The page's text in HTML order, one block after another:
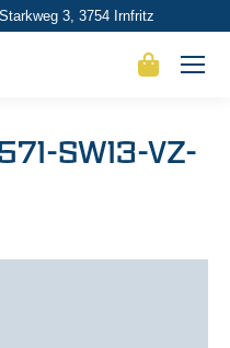
Starkweg 3, 3754 Irnfritz
SW13-VZ-